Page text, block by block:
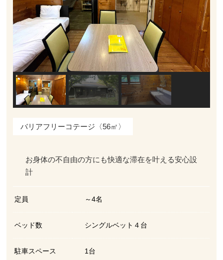
バリアフリーコテージ〈56㎡〉
お身体の不自由の方にも快適な滞在を叶える安心設
計
定員 ～4名
ベッド数 シングルベット４台
駐車スペース 1台